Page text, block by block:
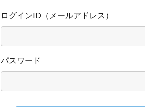
ログインID（メールアドレス）
パスワード